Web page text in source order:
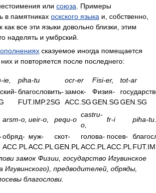
или союза . Примеры
в памятниках оскского языка и, собственно,
как все эти языки довольно близки, этим
наделять и умбрский.
сказуемое иногда помещается
и повторяется после последнего:
ie, piha-tu ocr-er Fisi-er, tot-ar
благословить-
FUT.IMP.2SG
замок-
ACC.SG
Физия-
GEN.SGGEN.SG
arsm-o, ueir-o, pequ-o
castru-
o,
fr-i piha-tu.
обряд-
ACC.PL
муж-
ACC.PL
скот-
GEN.PL
голова-
ACC.PL
посев-
ACC.PL
замок Физии, государство Игувинское
Игувинского), предводителей, обряды,
благослови.